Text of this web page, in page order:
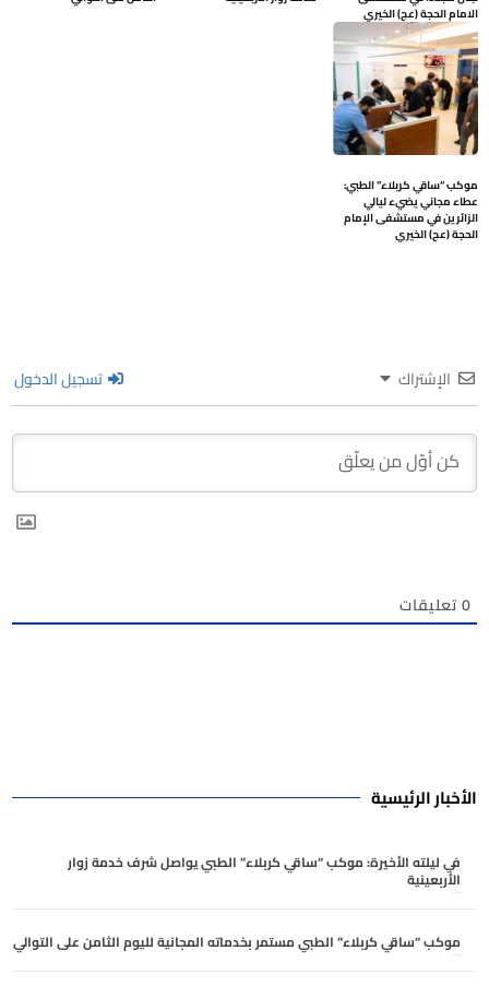
الامام الحجة (عج) الخيري
موكب “ساقي كربلاء” الطبي:
عطاء مجاني يضيء ليالي
الزائرين في مستشفى الإمام
الحجة (عج) الخيري
الإشتراك تسجيل الدخول
0تعليقات
الأخبار الرئيسية
في ليلته الأخيرة: موكب “ساقي كربلاء” الطبي يواصل شرف خدمة زوار
الأربعينية
موكب “ساقي كربلاء” الطبي مستمر بخدماته المجانية لليوم الثامن على التوالي